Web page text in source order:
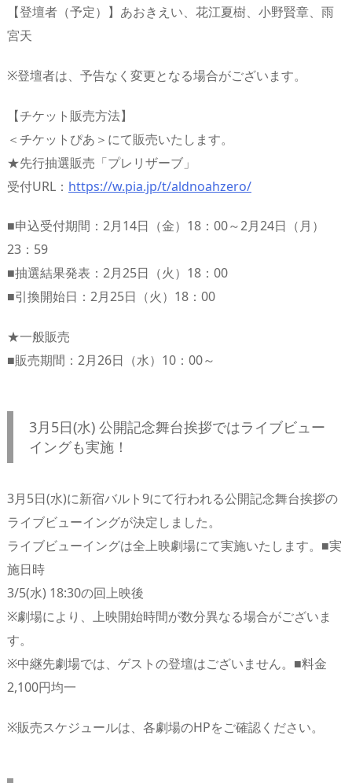
【登壇者（予定）】あおきえい、花江夏樹、小野賢章、雨
宮天
※登壇者は、予告なく変更となる場合がございます。
【チケット販売方法】
＜チケットぴあ＞にて販売いたします。
★先行抽選販売「プレリザーブ」
受付URL： https://w.pia.jp/t/aldnoahzero/
■申込受付期間：2月14日（金）18：00～2月24日（月）
23：59
■抽選結果発表：2月25日（火）18：00
■引換開始日：2月25日（火）18：00
★一般販売
■販売期間：2月26日（水）10：00～
3月5日(水) 公開記念舞台挨拶ではライブビュー
イングも実施！
3月5日(水)に新宿バルト9にて行われる公開記念舞台挨拶の
ライブビューイングが決定しました。
ライブビューイングは全上映劇場にて実施いたします。■実
施日時
3/5(水) 18:30の回上映後
※劇場により、上映開始時間が数分異なる場合がございま
す。
※中継先劇場では、ゲストの登壇はございません。■料金
2,100円均一
※販売スケジュールは、各劇場のHPをご確認ください。